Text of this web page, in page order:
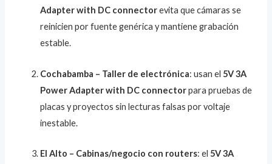
Adapter with DC connectorevita que cámaras se
reinicien por fuente genérica y mantiene grabación
estable.
Cochabamba – Taller de electrónica: usan el 5V 3A
Power Adapter with DC connectorpara pruebas de
placas y proyectos sin lecturas falsas por voltaje
inestable.
El Alto – Cabinas/negocio con routers: el 5V 3A